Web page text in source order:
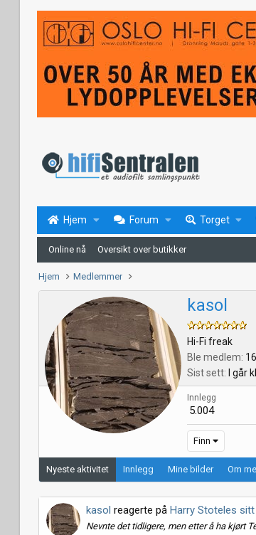
Hjem Forum Torget
Online nå Oversikt over butikker
Hjem Medlemmer
kasol
Hi-Fi freak
Ble medlem
Sist sett
I går
Innlegg
5.004
Finn
Nyeste aktivitet Innlegg Mine bilder Om
kasol reagerte på Harry Stoteles sitt
Nevnte det tidligere, men etter å ha kjørt